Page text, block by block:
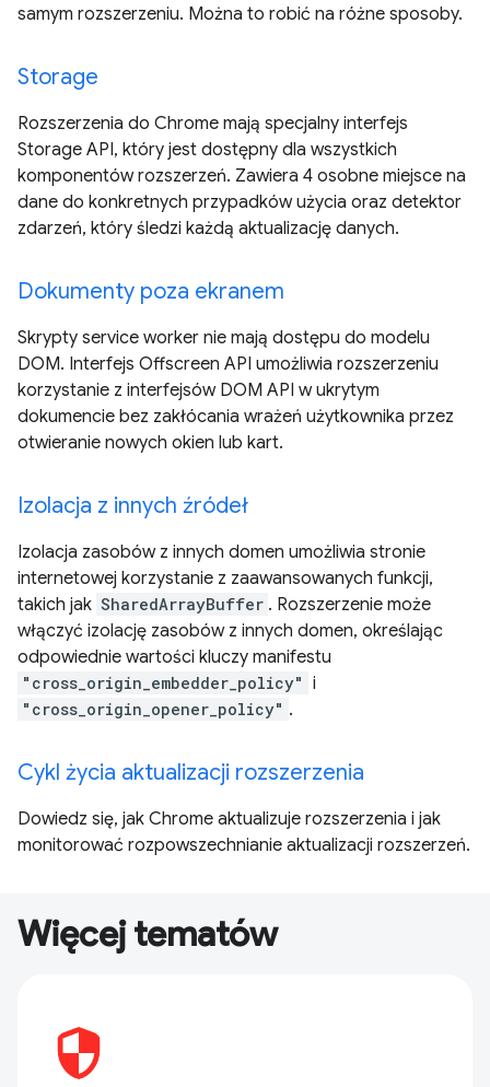
samym rozszerzeniu. Można to robić na różne sposoby.
Storage
Rozszerzenia do Chrome mają specjalny interfejs
Storage API, który jest dostępny dla wszystkich
komponentów rozszerzeń. Zawiera 4 osobne miejsce na
dane do konkretnych przypadków użycia oraz detektor
zdarzeń, który śledzi każdą aktualizację danych.
Dokumenty poza ekranem
Skrypty service worker nie mają dostępu do modelu
DOM. Interfejs Offscreen API umożliwia rozszerzeniu
korzystanie z interfejsów DOM API w ukrytym
dokumencie bez zakłócania wrażeń użytkownika przez
otwieranie nowych okien lub kart.
Izolacja z innych źródeł
Izolacja zasobów z innych domen umożliwia stronie
internetowej korzystanie z zaawansowanych funkcji,
takich jak SharedArrayBuffer . Rozszerzenie może
włączyć izolację zasobów z innych domen, określając
odpowiednie wartości kluczy manifestu
"cross_origin_embedder_policy" i
"cross_origin_opener_policy" .
Cykl życia aktualizacji rozszerzenia
Dowiedz się, jak Chrome aktualizuje rozszerzenia i jak
monitorować rozpowszechnianie aktualizacji rozszerzeń.
Więcej tematów